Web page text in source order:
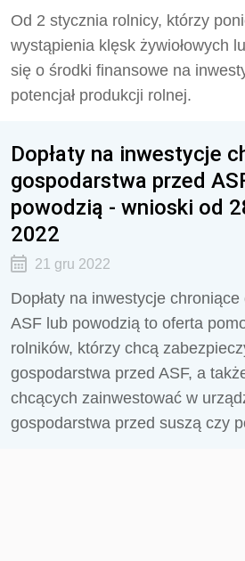
Od 2 stycznia rolnicy, którzy
wystąpienia klęsk żywiołowych
się o środki finansowe na
potencjał produkcji rolnej.
Dopłaty na inwestycje
gospodarstwa przed
powodzią - wnioski od
2022
21 gru 2022
Dopłaty na inwestycje
ASF lub powodzią to oferta
rolników, którzy chcą
gospodarstwa przed ASF, a
chcących zainwestować w
gospodarstwa przed suszą czy